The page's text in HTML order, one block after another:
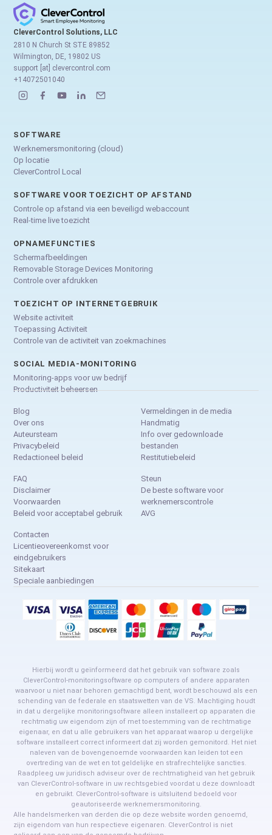
CleverControl Solutions, LLC
2810 N Church St STE 89852
Wilmington, DE, 19802 US
support [at] clevercontrol.com
+14072501040
SOFTWARE
Werknemersmonitoring (cloud)
Op locatie
CleverControl Local
SOFTWARE VOOR TOEZICHT OP AFSTAND
Controle op afstand via een beveiligd webaccount
Real-time live toezicht
OPNAMEFUNCTIES
Schermafbeeldingen
Removable Storage Devices Monitoring
Controle over afdrukken
TOEZICHT OP INTERNETGEBRUIK
Website activiteit
Toepassing Activiteit
Controle van de activiteit van zoekmachines
SOCIAL MEDIA-MONITORING
Monitoring-apps voor uw bedrijf
Productiviteit beheersen
Blog
Over ons
Auteursteam
Privacybeleid
Redactioneel beleid
Vermeldingen in de media
Handmatig
Info over gedownloade
bestanden
Restitutiebeleid
FAQ
Disclaimer
Voorwaarden
Beleid voor acceptabel gebruik
Steun
De beste software voor
werknemerscontrole
AVG
Contacten
Licentieovereenkomst voor
eindgebruikers
Sitekaart
Speciale aanbiedingen
Hierbij wordt u geïnformeerd dat het gebruik van software zoals
CleverControl-monitoringsoftware op computers of andere apparaten
waarvoor u niet naar behoren gemachtigd bent, wordt beschouwd als een
schending van de federale en staatswetten van de VS. Machtiging houdt
in dat u dergelijke monitoringsoftware alleen installeert op apparaten die
rechtmatig uw eigendom zijn of met toestemming van de rechtmatige
eigenaar, en dat u alle gebruikers van het apparaat waarop u dergelijke
software installeert correct informeert dat zij worden gemonitord. Het niet
naleven van de bovengenoemde voorwaarden kan leiden tot een
overtreding van de wet en tot geldelijke en strafrechtelijke sancties.
Raadpleeg uw juridisch adviseur over de rechtmatigheid van het gebruik
van CleverControl-software in uw rechtsgebied voordat u deze downloadt
en gebruikt. CleverControl-software is uitsluitend bedoeld voor
geautoriseerde werknemersmonitoring.
Alle handelsmerken van derden die op deze website worden genoemd,
zijn eigendom van hun respectieve eigenaren. CleverControl is niet